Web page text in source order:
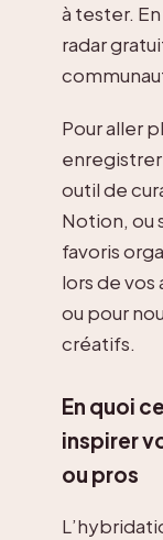
à tester.
radar
Pour aller
enregistrer
outil de
Notion, ou
favoris
lors de vos
ou pour
créatifs.
En quoi
inspirer
ou pros